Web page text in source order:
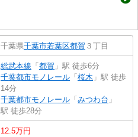
千葉県千葉市若葉区都賀 ３丁目
総武本線 「 都賀 」駅 徒歩6分
千葉都市モノレール 「 桜木 」駅 徒歩
14分
千葉都市モノレール 「 みつわ台 」
駅 徒歩28分
12.5万円